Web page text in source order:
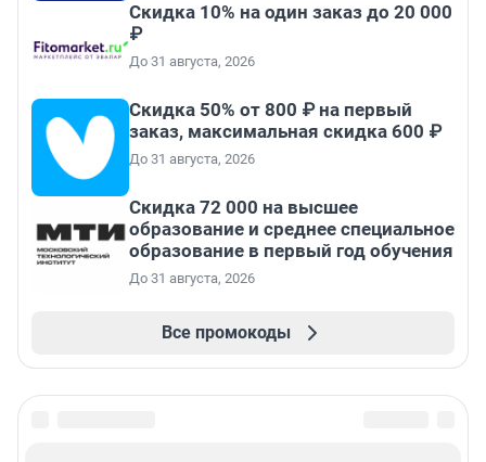
Скидка 10% на один заказ до 20 000
₽
До 31 августа, 2026
Скидка 50% от 800 ₽ на первый
заказ, максимальная скидка 600 ₽
До 31 августа, 2026
Скидка 72 000 на высшее
образование и среднее специальное
образование в первый год обучения
До 31 августа, 2026
Все промокоды